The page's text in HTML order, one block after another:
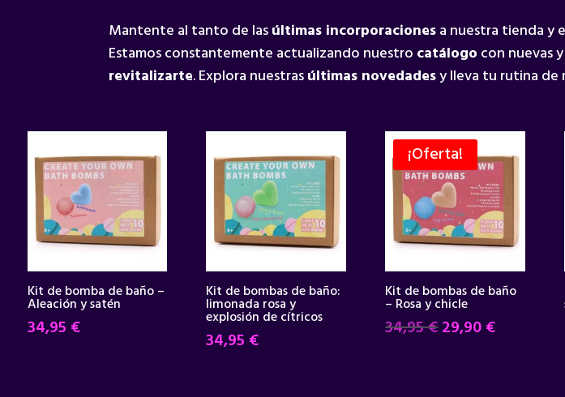
Mantente al tanto de lasúltimas incorporacionesa nuestra tienda y
Estamos constantemente actualizando nuestro catálogo con nuevas
revitalizarte. Explora nuestrasúltimas novedadesy lleva tu rutina de
Kit de bomba de baño –
Aleación y satén
34,95 €
Kit de bombas de baño:
limonada rosa y
explosión de cítricos
34,95 €
¡Oferta!
Kit de bombas de baño
– Rosa y chicle
34,95€El
29,90€El